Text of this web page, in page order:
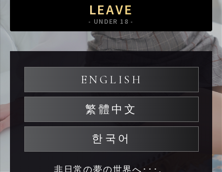
LEAVE
- UNDER 18 -
ENGLISH
繁體中文
한국어
非日常の夢の世界へ･･･。